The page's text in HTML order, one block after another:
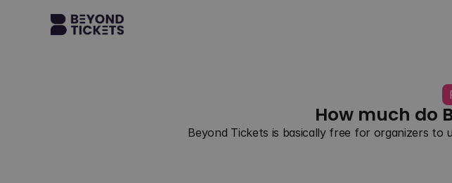
How much do
Beyond Tickets is basically free for organizers